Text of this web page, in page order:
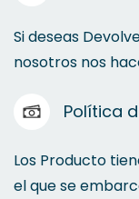
Si deseas
nosotros nos
Política
Los Producto
el que se